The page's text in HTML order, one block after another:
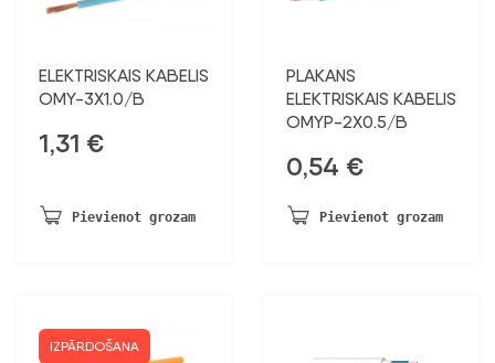
ELEKTRISKAIS KABELIS
OMY-3X1.0/B
1,31 €
Pievienot grozam
PLAKANS
ELEKTRISKAIS KABELIS
OMYP-2X0.5/B
0,54 €
Pievienot grozam
IZPĀRDOŠANA